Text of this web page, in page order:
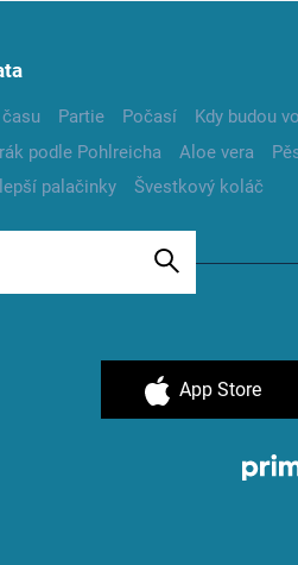
Partie Počasí Kdy budou
podle Pohlreicha Aloe vera
palačinky Švestkový koláč
App Store